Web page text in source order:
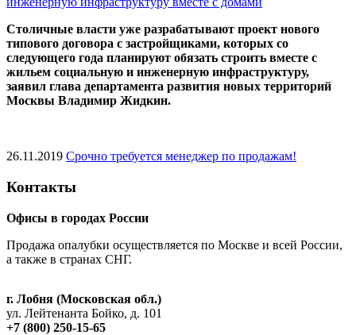
Cтоличные власти уже разрабатывают проект нового
типового договора с застройщиками, которых со
следующего года планируют обязать строить вместе с
жильем социальную и инженерную инфраструктуру,
заявил глава департамента развития новых территорий
Москвы Владимир Жидкин.
26.11.2019 Срочно требуется менеджер по продажам!
Контакты
Офисы в городах России
Продажа опалубки осуществляется по Москве и всей России,
а также в странах СНГ.
г. Лобня (Московская обл.)
ул. Лейтенанта Бойко, д. 101
+7 (800) 250-15-65